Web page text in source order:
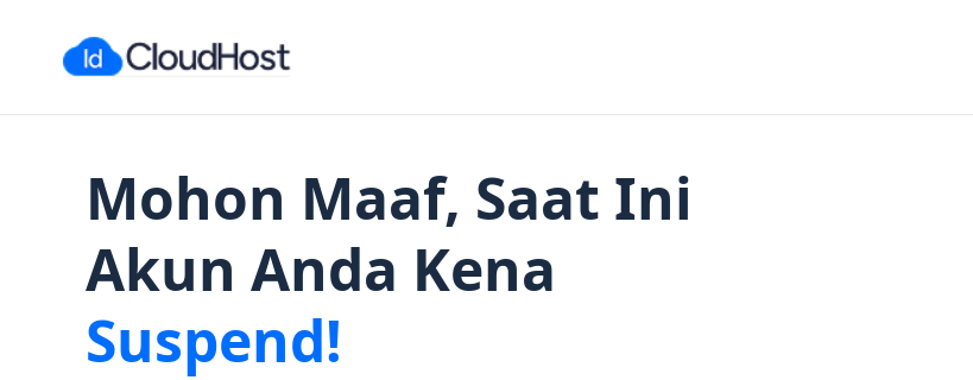
Mohon Maaf, Saat Ini
Akun Anda Kena
Suspend!